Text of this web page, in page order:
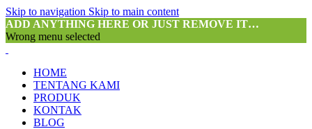
Skip to navigation Skip to main content
ADD ANYTHING HERE OR JUST REMOVE IT…
Wrong menu selected
HOME
TENTANG KAMI
PRODUK
KONTAK
BLOG